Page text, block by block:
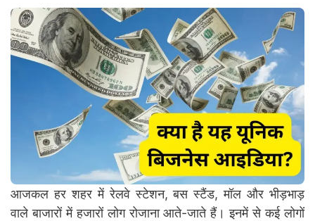
आजकल हर शहर में रेलवे स्टेशन, बस स्टैंड, मॉल और भीड़भाड़
वाले बाजारों में हजारों लोग रोजाना आते-जाते हैं। इनमें से कई लोगों